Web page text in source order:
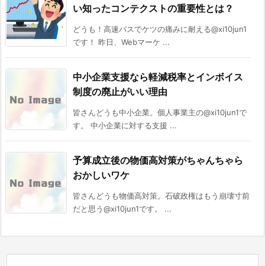
い知ったコンテクストの重要性とは？
どうも！高速バスでケツの痛みに耐える@xi10jun1
です！ 昨日、Webマーケ ...
中小企業支援なら軽減税率とインボイス
制度の廃止がいい理由
皆さんどうも中小企業。個人事業主の@xi10jun1で
す。 中小企業に対する支援 ...
予算成立後の物価高対策がちゃんちゃら
おかしいワケ
皆さんどうも物価高対策。石破政権はもう崩壊寸前
だと思う@xi10jun1です。 ...